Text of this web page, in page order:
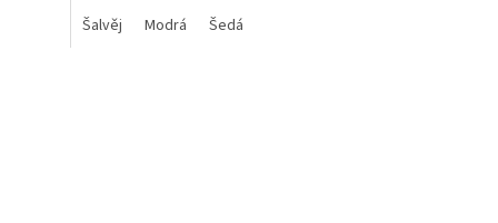
Šalvěj
Modrá Šedá